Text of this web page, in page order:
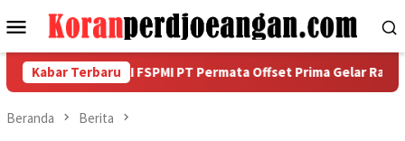
ke
Menu
Mobile
Kabar Terbaru
SPAI FSPMI PT Permata Offset Prima Gelar Rapat Persiapan
Beranda Berita